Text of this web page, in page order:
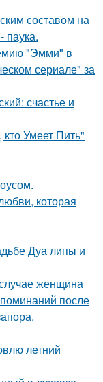
составом на
паука.
"Эмми" в
сериале" за
счастье и
Умеет Пить"
которая
Дуа липы и
женщина
после
летний